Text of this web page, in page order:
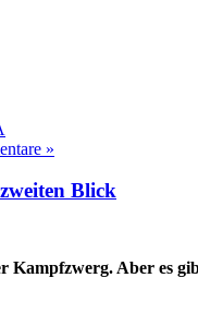
»
Blick
Kampfzwerg. Aber es